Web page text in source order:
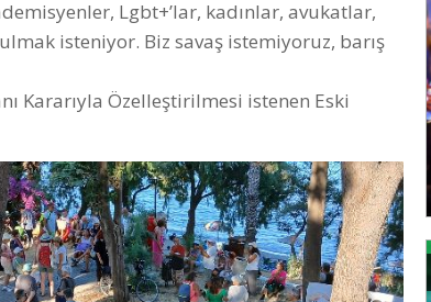
Lgbt+’lar, kadınlar, avukatlar,
isteniyor. Biz savaş istemiyoruz, barış
Kararıyla Özelleştirilmesi istenen Eski